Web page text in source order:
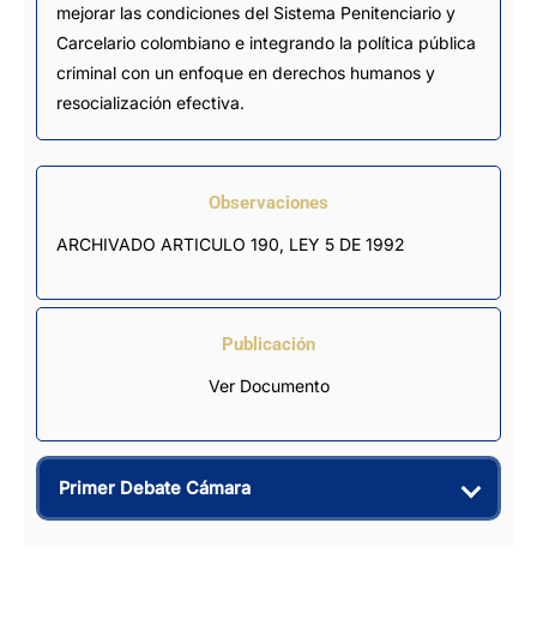
mejorar las condiciones del Sistema Penitenciario y
Carcelario colombiano e integrando la política pública
criminal con un enfoque en derechos humanos y
resocialización efectiva.
Observaciones
ARCHIVADO ARTICULO 190, LEY 5 DE 1992
Publicación
Ver Documento
Primer Debate Cámara